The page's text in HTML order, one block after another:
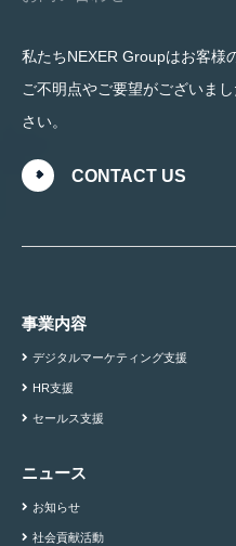
私たちNEXER Groupはお客様
ご不明点やご要望がございま
さい。
CONTACT US
事業内容
デジタルマーケティング支援
HR支援
セールス支援
ニュース
お知らせ
社会貢献活動